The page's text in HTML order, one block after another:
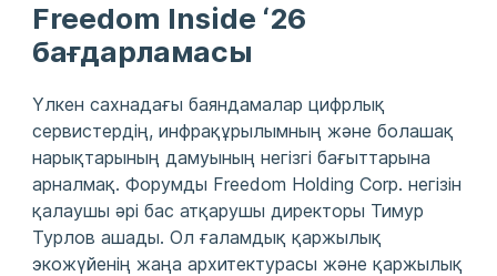
Freedom Inside ‘26
бағдарламасы
Үлкен сахнадағы баяндамалар цифрлық
сервистердің, инфрақұрылымның және болашақ
нарықтарының дамуының негізгі бағыттарына
арналмақ. Форумды Freedom Holding Corp. негізін
қалаушы әрі бас атқарушы директоры Тимур
Турлов ашады. Ол ғаламдық қаржылық
экожүйенің жаңа архитектурасы және қаржылық